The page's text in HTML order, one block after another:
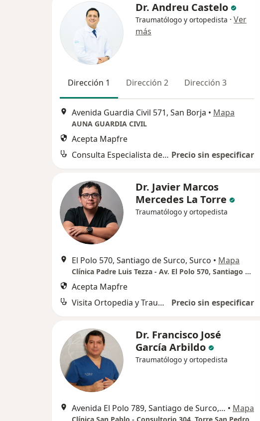
Dr. Andreu Castelo
Traumatólogo y ortopedista · Ver
más
Dirección 1 Dirección 2 Dirección 3
Avenida Guardia Civil 571, San Borja • Mapa
AUNA GUARDIA CIVIL
Acepta Mapfre
Consulta Especialista de Traumatologia Precio sin especificar
Dr. Javier Marcos
Mercedes La Torre
Traumatólogo y ortopedista
El Polo 570, Santiago de Surco, Surco • Mapa
Clínica Padre Luis Tezza - Av. El Polo 570, Santiago de Surco
Acepta Mapfre
Visita Ortopedia y Traumatología
Precio sin especificar
Dr. Francisco José
García Arbildo
Traumatólogo y ortopedista
Avenida El Polo 789, Santiago de Surco, Lima • Mapa